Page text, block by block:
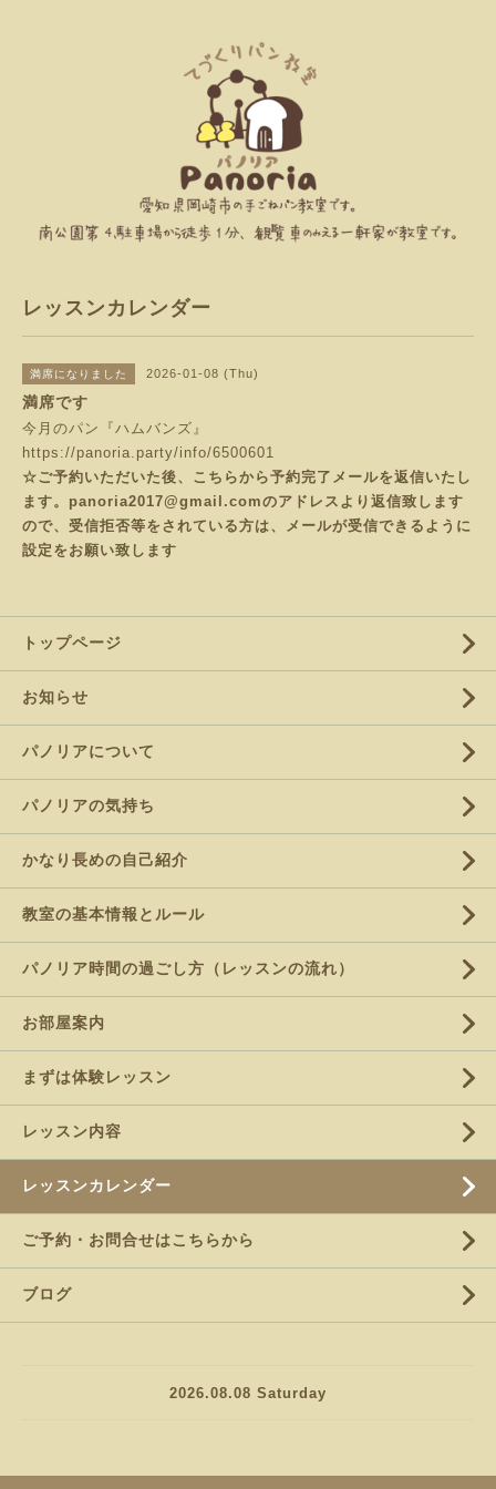
レッスンカレンダー
満席になりました 2026-01-08 (Thu)
満席です
今月のパン『ハムバンズ』
https://panoria.party/info/6500601
☆ご予約いただいた後、こちらから予約完了メールを返信いたし
ます。panoria2017@gmail.comのアドレスより返信致します
ので、受信拒否等をされている方は、メールが受信できるように
設定をお願い致します
トップページ
お知らせ
パノリアについて
パノリアの気持ち
かなり長めの自己紹介
教室の基本情報とルール
パノリア時間の過ごし方（レッスンの流れ）
お部屋案内
まずは体験レッスン
レッスン内容
レッスンカレンダー
ご予約・お問合せはこちらから
ブログ
2026.08.08 Saturday